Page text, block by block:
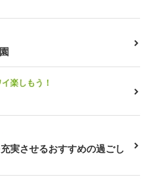
楽しもう！
実させるおすすめの過ごし